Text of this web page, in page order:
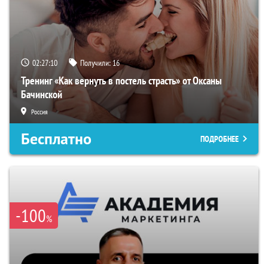
02:27:09 Получили:16
Тренинг «Как вернуть в постель страсть» от Оксаны
Бачинской
Россия
Бесплатно ПОДРОБНЕЕ
-100%